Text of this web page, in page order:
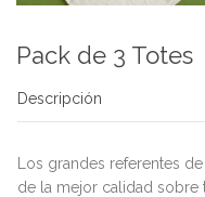
Pack de 3 Totes
Descripción
Los grandes referentes
de la mejor calidad sobre